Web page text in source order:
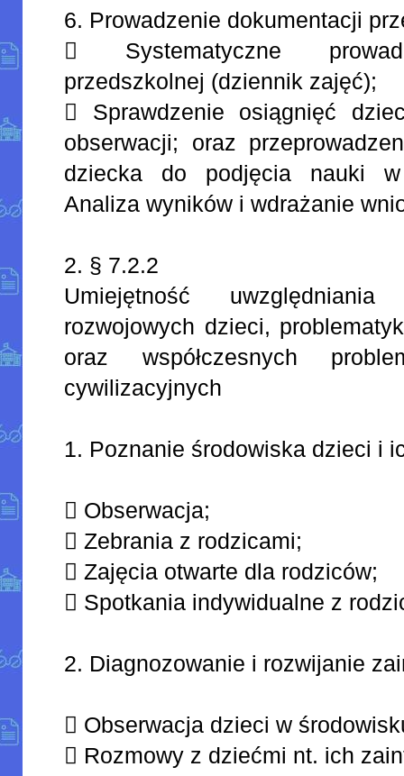
6. Prowadzenie dokumentacji
 Systematyczne
przedszkolnej (dziennik zajęć);
 Sprawdzenie osiągnięć
obserwacji; oraz
dziecka do podjęcia nauki w
Analiza wyników i wdrażanie
2. § 7.2.2
Umiejętność
rozwojowych dzieci,
oraz współczesnych
cywilizacyjnych
1. Poznanie środowiska dzieci i
 Obserwacja;
 Zebrania z rodzicami;
 Zajęcia otwarte dla rodziców;
 Spotkania indywidualne z
2. Diagnozowanie i rozwijanie
 Obserwacja dzieci w
 Rozmowy z dziećmi nt. ich